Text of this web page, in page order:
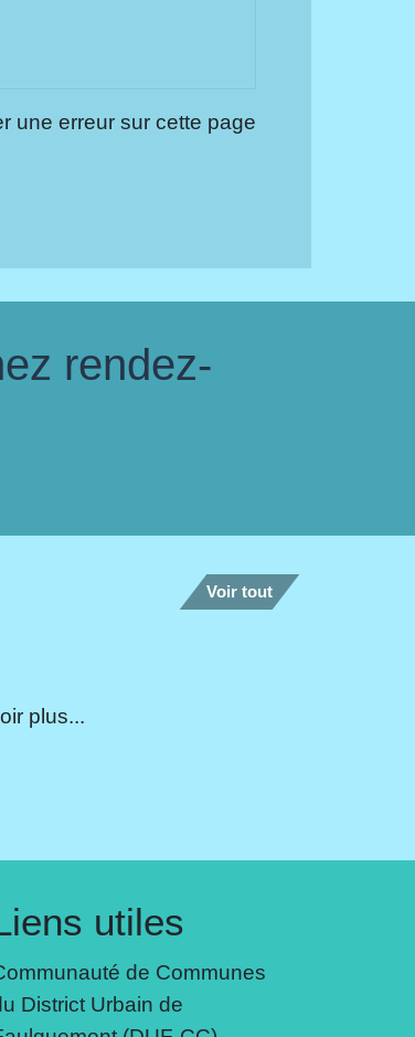
une erreur sur cette page
rendez-
Voir tout
plus...
utiles
de Communes
District Urbain de